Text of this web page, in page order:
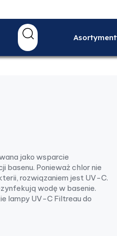
Asortyment
jako wsparcie
basenu. Ponieważ chlor nie
rozwiązaniem jest UV-C.
wodę w basenie.
lampy UV-C Filtreau do